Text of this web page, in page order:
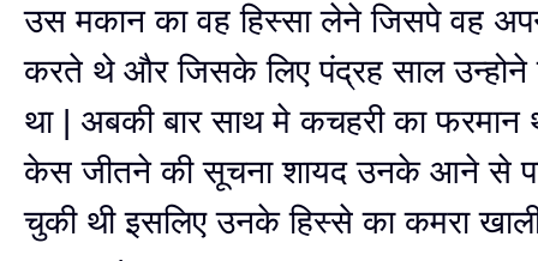
उस मकान का वह हिस्सा लेने जिसपे वह
करते थे और जिसके लिए पंद्रह साल उन्होने
था | अबकी बार साथ मे कचहरी का
केस जीतने की सूचना शायद उनके आने से
चुकी थी इसलिए उनके हिस्से का कमरा